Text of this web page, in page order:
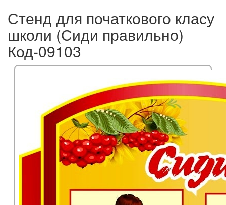
Стенд для початкового класу
школи (Сиди правильно)
Код-09103